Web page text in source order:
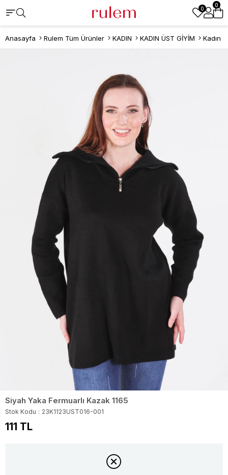
0
0
Anasayfa Rulem Tüm Ürünler KADIN KADIN ÜST GİYİM Kadın
Siyah Yaka Fermuarlı Kazak 1165
Stok Kodu 23K1123UST016-001
111 TL